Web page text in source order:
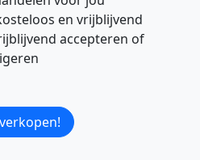
en vrijblijvend
accepteren of